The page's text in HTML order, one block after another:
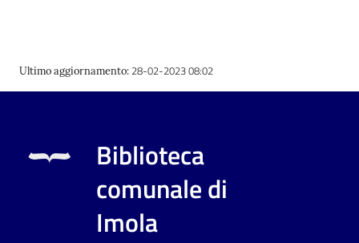
Ultimo aggiornamento: 28-02-2023 08:02
Biblioteca
comunale di
Imola